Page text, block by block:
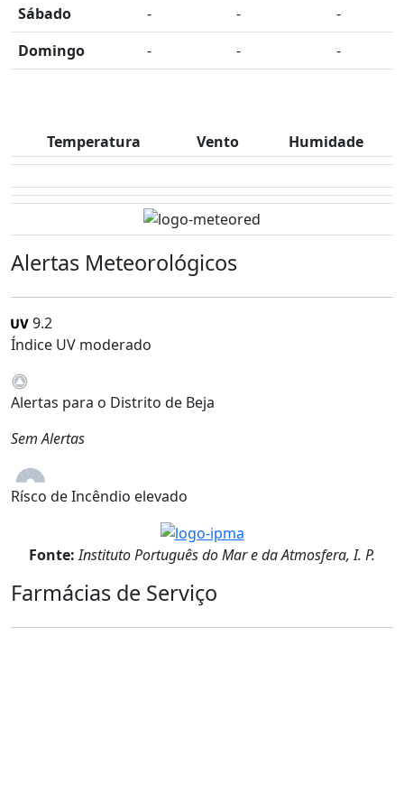
Sábado
- -
-
Domingo
- - -
Temperatura Vento Humidade
Alertas Meteorológicos
9.2
Índice UV moderado
Alertas para o Distrito de Beja
Sem Alertas
Rísco de Incêndio elevado
Fonte: Instituto Português do Mar e da Atmosfera, I. P.
Farmácias de Serviço